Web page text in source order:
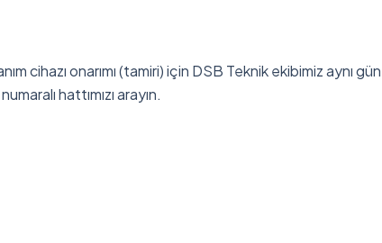
cihazı onarımı (tamiri) için DSB Teknik ekibimiz aynı
hattımızı arayın.